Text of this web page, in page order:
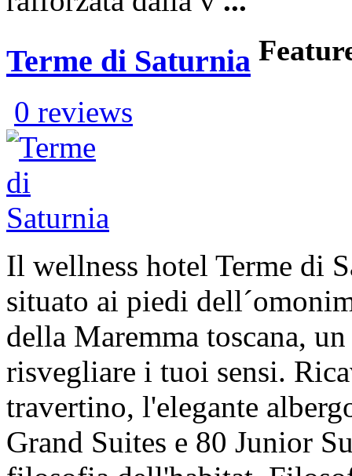
Terme di Saturnia
0 reviews
Il wellness hotel Terme di
situato ai piedi
della Maremma toscana,
risvegliare i tuoi sensi.
travertino, l'elegante
Grand Suites e 80 Junior